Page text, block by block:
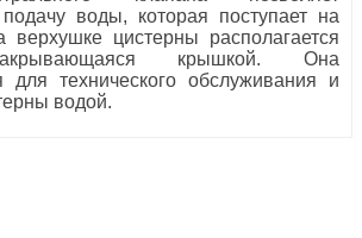
подачу воды, которая поступает на
верхушке цистерны располагается
крышкой. Она
для технического обслуживания и
водой.